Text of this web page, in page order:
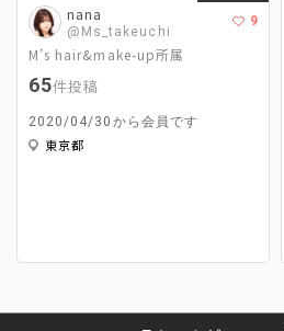
nana
@Ms_takeuchi
9
M’s hair&make-up所属
65件投稿
2020/04/30から会員です
東京都